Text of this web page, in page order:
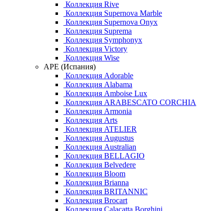
Коллекция Rive
Коллекция Supernova Marble
Коллекция Supernova Onyx
Коллекция Suprema
Коллекция Symphonyx
Коллекция Victory
Коллекция Wise
APE (Испания)
Коллекция Adorable
Коллекция Alabama
Коллекция Amboise Lux
Коллекция ARABESCATO CORCHIA
Коллекция Armonia
Коллекция Arts
Коллекция ATELIER
Коллекция Augustus
Коллекция Australian
Коллекция BELLAGIO
Коллекция Belvedere
Коллекция Bloom
Коллекция Brianna
Коллекция BRITANNIC
Коллекция Brocart
Коллекция Calacatta Borghini